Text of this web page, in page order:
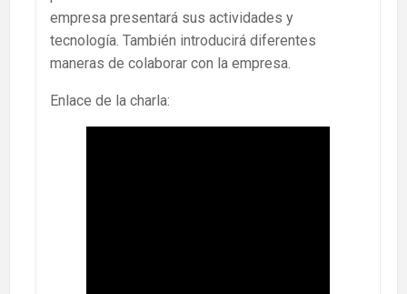
empresa presentará sus actividades y
tecnología. También introducirá diferentes
maneras de colaborar con la empresa.
Enlace de la charla: